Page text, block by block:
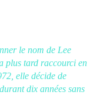
le nom de Lee
plus tard raccourci en
elle décide de
dix années sans